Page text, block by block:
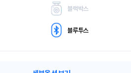
블랙박스
블루투스